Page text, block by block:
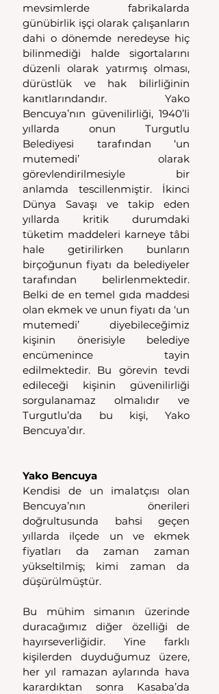
mevsimlerde fabrikalarda
günübirlik işçi olarak çalışanların
dahi o dönemde neredeyse hiç
bilinmediği halde sigortalarını
düzenli olarak yatırmış olması,
dürüstlük ve hak bilirliğinin
kanıtlarındandır. Yako
Bencuya’nın güvenilirliği, 1940’li
yıllarda onun Turgutlu
Belediyesi tarafından ‘un
mutemedi’ olarak
görevlendirilmesiyle bir
anlamda tescillenmiştir. İkinci
Dünya Savaşı ve takip eden
yıllarda kritik durumdaki
tüketim maddeleri karneye tâbi
hale getirilirken bunların
birçoğunun fiyatı da belediyeler
tarafından belirlenmektedir.
Belki de en temel gıda maddesi
olan ekmek ve unun fiyatı da ‘un
mutemedi’ diyebileceğimiz
kişinin önerisiyle belediye
encümenince tayin
edilmektedir. Bu görevin tevdi
edileceği kişinin güvenilirliği
sorgulanamaz olmalıdır ve
Turgutlu’da bu kişi, Yako
Bencuya’dır.
Yako Bencuya
Kendisi de un imalatçısı olan
Bencuya’nın önerileri
doğrultusunda bahsi geçen
yıllarda ilçede un ve ekmek
fiyatları da zaman zaman
yükseltilmiş; kimi zaman da
düşürülmüştür.
Bu mühim simanın üzerinde
duracağımız diğer özelliği de
hayırseverliğidir. Yine farklı
kişilerden duyduğumuz üzere,
her yıl ramazan aylarında hava
karardıktan sonra Kasaba’da